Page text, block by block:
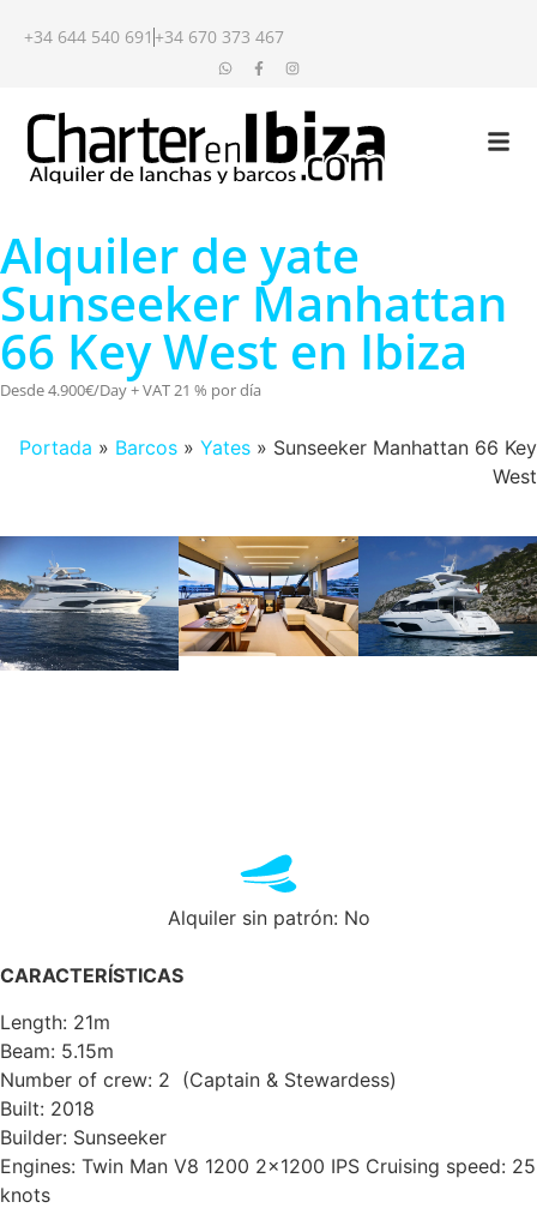
+34 644 540 691 +34 670 373 467
Alquiler de yate
Sunseeker Manhattan
66 Key West en Ibiza
Desde 4.900€/Day + VAT 21 % por día
Portada » Barcos » Yates » Sunseeker Manhattan 66 Key
West
Alquiler sin patrón: No
CARACTERÍSTICAS
Length: 21m
Beam: 5.15m
Number of crew: 2 (Captain & Stewardess)
Built: 2018
Builder: Sunseeker
Engines: Twin Man V8 1200 2×1200 IPS Cruising speed: 25
knots